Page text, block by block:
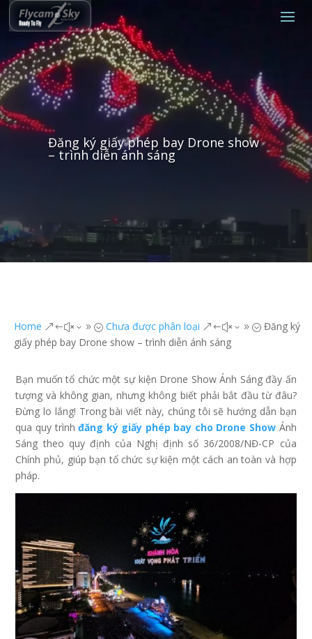
Đăng ký giấy phép bay Drone show
– trình diễn ánh sáng
Home &#x39; Chưa được phân loại &#x39; Đăng ký
giấy phép bay Drone show – trình diễn ánh sáng
Bạn muốn tổ chức một sự kiện Drone Show Ánh Sáng đầy ấn
tượng và không gian, nhưng không biết phải bắt đầu từ đâu?
Đừng lo lắng! Trong bài viết này, chúng tôi sẽ hướng dẫn bạn
qua quy trìnhđăng ký giấy phép bay cho Drone Show Ánh
Sáng theo quy định của Nghị định số 36/2008/NĐ-CP của
Chính phủ, giúp bạn tổ chức sự kiện một cách an toàn và hợp
pháp.